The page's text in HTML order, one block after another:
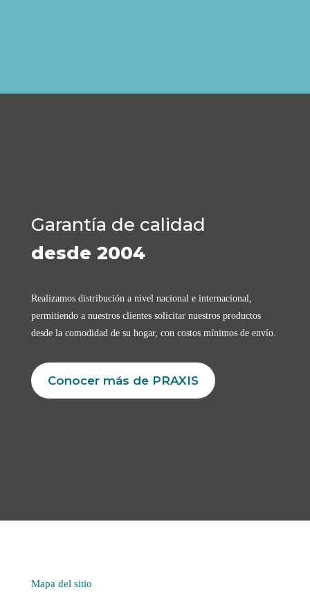
Garantía de calidad
desde 2004
Realizamos distribución a nivel nacional e internacional,
permitiendo a nuestros clientes solicitar nuestros productos
desde la comodidad de su hogar, con costos mínimos de envío.
Conocer más de PRAXIS
Mapa del sitio